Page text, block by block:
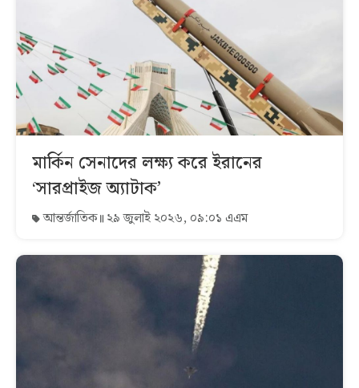
মার্কিন সেনাদের লক্ষ্য করে ইরানের
‘সারপ্রাইজ অ্যাটাক’
আন্তর্জাতিক ২৯ জুলাই ২০২৬, ০৯:০১ এএম